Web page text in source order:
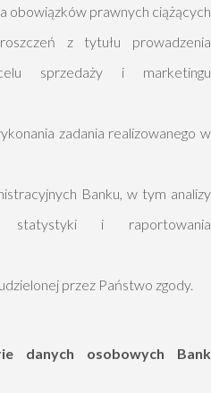
obowiązków prawnych ciążących
z tytułu prowadzenia
sprzedaży i marketingu
zadania realizowanego w
Banku, w tym analizy
statystyki i raportowania
przez Państwo zgody.
danych osobowych Bank